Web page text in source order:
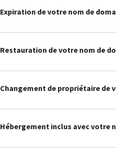
Expiration de votre nom de
Restauration de votre nom de
Changement de propriétaire de
Hébergement inclus avec votre